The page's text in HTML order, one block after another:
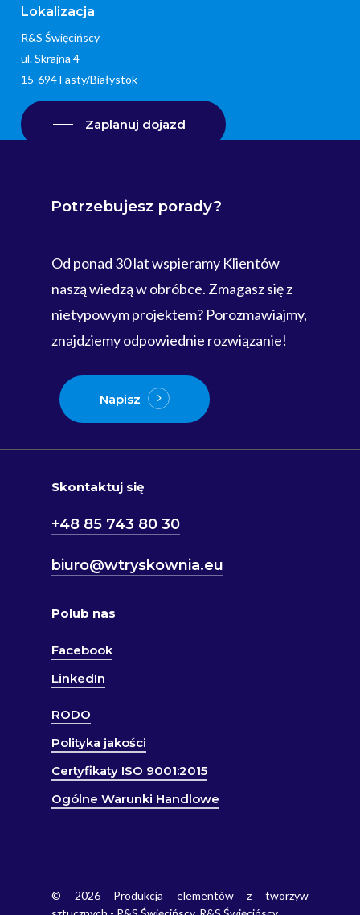
Lokalizacja
R&S Święcińscy
ul. Skrajna 4
15-694 Fasty/Białystok
Zaplanuj dojazd
Potrzebujesz porady?
Od ponad 30 lat wspieramy Klientów
naszą wiedzą w obróbce. Zmagasz się z
nietypowym projektem? Porozmawiajmy,
znajdziemy odpowiednie rozwiązanie!
Napisz
Skontaktuj się
+48 85 743 80 30
biuro@wtryskownia.eu
Polub nas
Facebook
LinkedIn
RODO
Polityka jakości
Certyfikaty ISO 9001:2015
Ogólne Warunki Handlowe
© 2026 Produkcja elementów z tworzyw